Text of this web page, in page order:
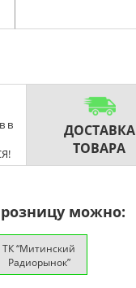
в
ДОСТАВКА
ТОВАРА
можно:
ТК “Митинский
Радиорынок”